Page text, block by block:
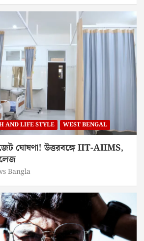
AND LIFE STYLE WEST BENGAL
ঘোষণা! উত্তরবঙ্গে IIT-AIIMS,
Bangla